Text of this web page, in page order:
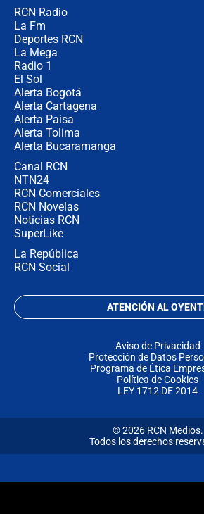
RCN Radio
La Fm
Deportes RCN
La Mega
Radio 1
El Sol
Alerta Bogotá
Alerta Cartagena
Alerta Paisa
Alerta Tolima
Alerta Bucaramanga
Canal RCN
NTN24
RCN Comerciales
RCN Novelas
Noticias RCN
SuperLike
La República
RCN Social
ATENCIÓN AL
Aviso de Privacidad
Protección de Datos
Programa de Ética
Política de Cookies
LEY 1712 DE 2014
© 2026 RCN Medios.
Todos los derechos